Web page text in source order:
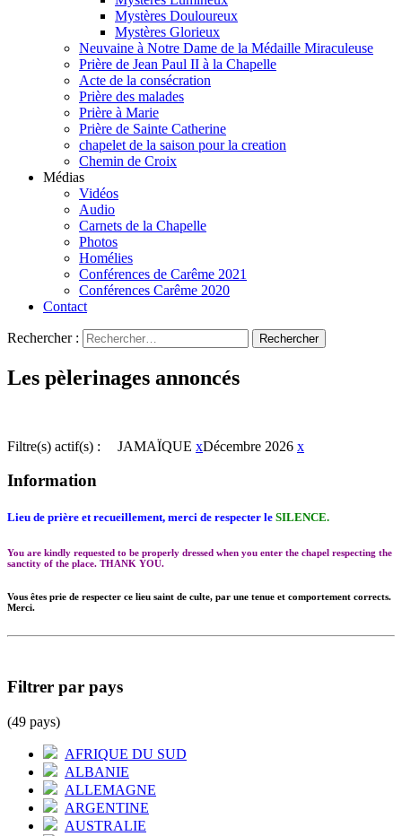
Mystères Douloureux
Mystères Glorieux
Neuvaine à Notre Dame de la Médaille Miraculeuse
Prière de Jean Paul II à la Chapelle
Acte de la consécration
Prière des malades
Prière à Marie
Prière de Sainte Catherine
chapelet de la saison pour la creation
Chemin de Croix
Médias
Vidéos
Audio
Carnets de la Chapelle
Photos
Homélies
Conférences de Carême 2021
Conférences Carême 2020
Contact
Rechercher :
Les pèlerinages annoncés
Filtre(s) actif(s) : JAMAÏQUE xDécembre 2026 x
Information
Lieu de prière et recueillement, merci de respecter le SILENCE.
You are kindly requested to be properly dressed when you enter the chapel respecting the
sanctity of the place. THANK YOU.
Vous êtes prie de respecter ce lieu saint de culte, par une tenue et comportement corrects.
Merci.
Filtrer par pays
(49 pays)
AFRIQUE DU SUD
ALBANIE
ALLEMAGNE
ARGENTINE
AUSTRALIE